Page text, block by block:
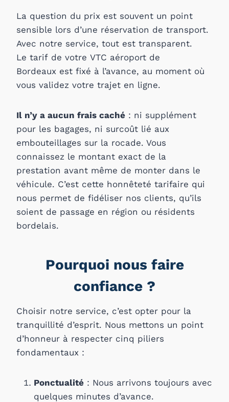
La question du prix est souvent un point
sensible lors d’une réservation de transport.
Avec notre service, tout est transparent.
Le tarif de votre VTC aéroport de
Bordeaux est fixé à l’avance, au moment où
vous validez votre trajet en ligne.
Il n’y a aucun frais caché : ni supplément
pour les bagages, ni surcoût lié aux
embouteillages sur la rocade. Vous
connaissez le montant exact de la
prestation avant même de monter dans le
véhicule. C’est cette honnêteté tarifaire qui
nous permet de fidéliser nos clients, qu’ils
soient de passage en région ou résidents
bordelais.
Pourquoi nous faire
confiance ?
Choisir notre service, c’est opter pour la
tranquillité d’esprit. Nous mettons un point
d’honneur à respecter cinq piliers
fondamentaux :
Ponctualité : Nous arrivons toujours avec
quelques minutes d’avance.